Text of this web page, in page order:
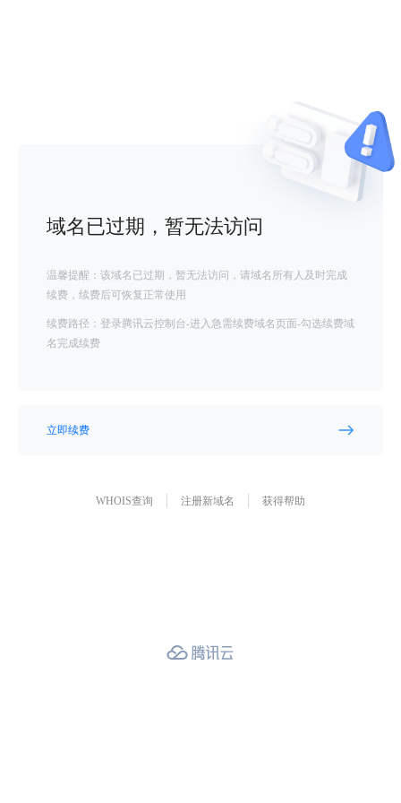
域名已过期，暂无法访问
温馨提醒：该域名已过期，暂无法访问，请域名所有人及时完成
续费，续费后可恢复正常使用
续费路径：登录腾讯云控制台-进入急需续费域名页面-勾选续费域
名完成续费
立即续费
WHOIS查询 注册新域名 获得帮助